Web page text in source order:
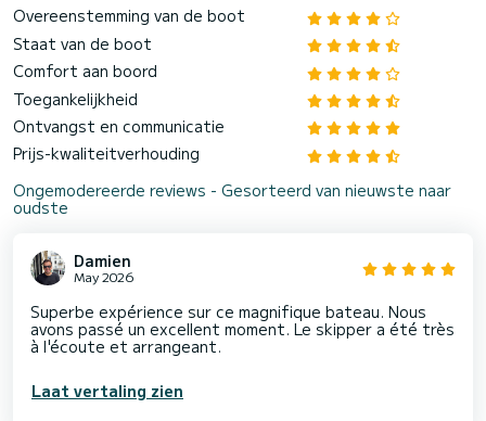
Overeenstemming van de boot
Staat van de boot
Comfort aan boord
Toegankelijkheid
Ontvangst en communicatie
Prijs-kwaliteitverhouding
Ongemodereerde reviews - Gesorteerd van nieuwste naar
oudste
Damien
May 2026
Superbe expérience sur ce magnifique bateau. Nous
avons passé un excellent moment. Le skipper a été très
à l'écoute et arrangeant.
Laat vertaling zien